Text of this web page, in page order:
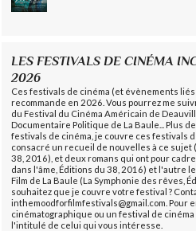
LES FESTIVALS DE CINÉMA
2026
Ces festivals de cinéma (et évènements
recommande en 2026. Vous pourrez me
du Festival du Cinéma Américain de
Documentaire Politique de La Baule... Plus
festivals de cinéma, je couvre ces festivals
consacré un recueil de nouvelles à ce sujet
38, 2016), et deux romans qui ont pour
dans l'âme, Éditions du 38, 2016) et l'autre
Film de La Baule (La Symphonie des rêves,
souhaitez que je couvre votre festival ?
inthemoodforfilmfestivals@gmail.com. Pour
cinématographique ou un festival de
l'intitulé de celui qui vous intéresse.